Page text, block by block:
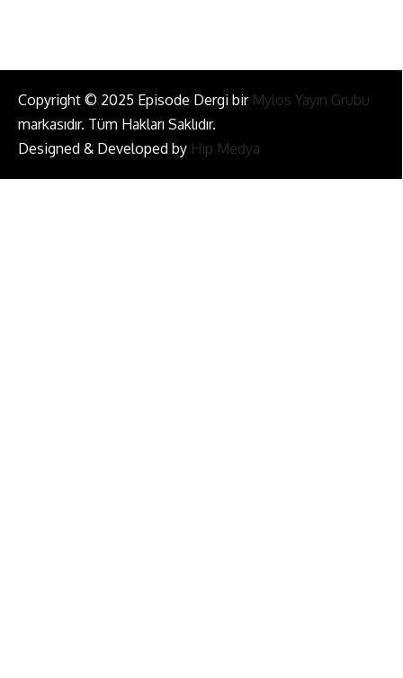
Copyright © 2025 Episode Dergi bir Mylos Yayın Grubu
markasıdır. Tüm Hakları Saklıdır.
Designed & Developed by Hip Medya